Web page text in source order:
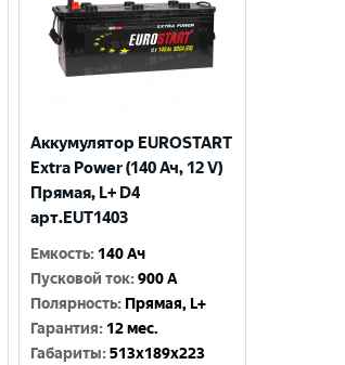
Аккумулятор EUROSTART
Extra Power (140 Ач, 12 V)
Прямая, L+ D4
арт.EUT1403
Емкость: 140 Ач
Пусковой ток:900 A
Полярность: Прямая, L+
Гарантия: 12 мес.
Габариты:513x189x223